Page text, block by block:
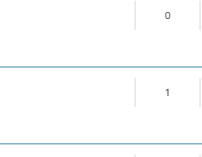
0
1